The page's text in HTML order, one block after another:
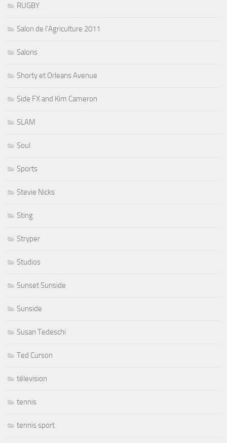
RUGBY
Salon de l'Agriculture 2011
Salons
Shorty et Orleans Avenue
Side FX and Kim Cameron
SLAM
Soul
Sports
Stevie Nicks
Sting
Stryper
Studios
Sunset Sunside
Sunside
Susan Tedeschi
Ted Curson
télevision
tennis
tennis sport